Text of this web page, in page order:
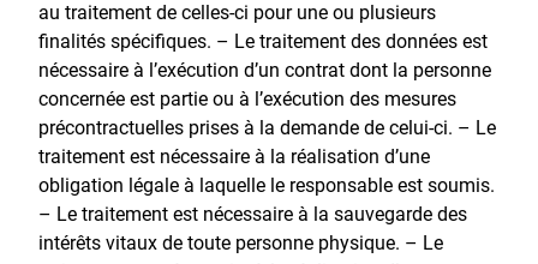
au traitement de celles-ci pour une ou plusieurs
finalités spécifiques. – Le traitement des données est
nécessaire à l’exécution d’un contrat dont la personne
concernée est partie ou à l’exécution des mesures
précontractuelles prises à la demande de celui-ci. – Le
traitement est nécessaire à la réalisation d’une
obligation légale à laquelle le responsable est soumis.
– Le traitement est nécessaire à la sauvegarde des
intérêts vitaux de toute personne physique. – Le